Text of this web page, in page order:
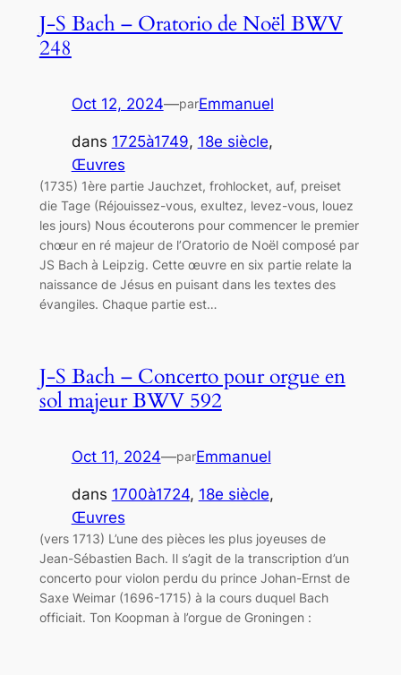
J-S Bach – Oratorio de Noël BWV
248
Oct 12, 2024—parEmmanuel
dans 1725à1749, 18e siècle
Œuvres
(1735) 1ère partie Jauchzet, frohlocket, auf, preiset
die Tage (Réjouissez-vous, exultez, levez-vous, louez
les jours) Nous écouterons pour commencer le premier
chœur en ré majeur de l’Oratorio de Noël composé par
JS Bach à Leipzig. Cette œuvre en six partie relate la
naissance de Jésus en puisant dans les textes des
évangiles. Chaque partie est…
J-S Bach – Concerto pour orgue en
sol majeur BWV 592
Oct 11, 2024—parEmmanuel
dans 1700à1724, 18e siècle
Œuvres
(vers 1713) L’une des pièces les plus joyeuses de
Jean-Sébastien Bach. Il s’agit de la transcription d’un
concerto pour violon perdu du prince Johan-Ernst de
Saxe Weimar (1696-1715) à la cours duquel Bach
officiait. Ton Koopman à l’orgue de Groningen :